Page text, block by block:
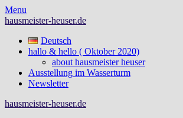
Skip
to
Menu
hausmeister-heuser.de
Deutsch
hallo & hello ( Oktober 2020)
about hausmeister heuser
Ausstellung im Wasserturm
Newsletter
hausmeister-heuser.de